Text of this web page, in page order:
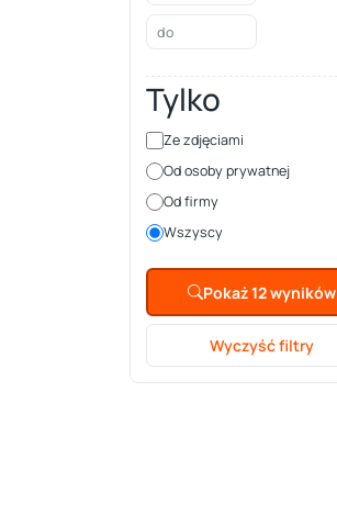
Tylko
Ze zdjęciami
Od osoby prywatnej
Od firmy
Wszyscy
Pokaż 12 wyników
Wyczyść filtry